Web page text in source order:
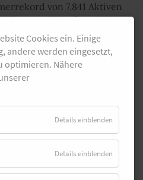
von 7.841 Aktiven
Vivawest-Marathon mit
vom Schüler-Lauf bis
statt. Als schnellste
Graute und Eva
Überschattet
Tod eines 30-jährigen
Bildergalerie
findest Du auf laufen.de.
Cookies ein. Einige
andere werden eingesetzt,
optimieren. Nähere
Details einblenden
Details einblenden